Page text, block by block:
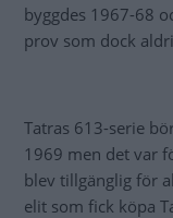
byggdes 1967-68
prov som dock
Tatras 613-serie
1969 men det var
blev tillgänglig för
elit som fick köpa